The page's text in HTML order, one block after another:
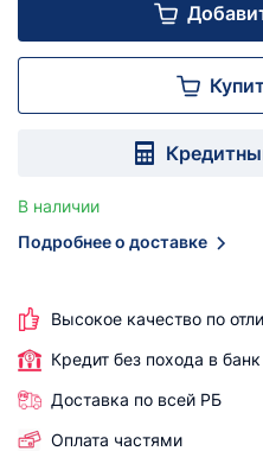
В наличии
Подробнее о доставке
Высокое качество по
Кредит без похода в банк
Доставка по всей РБ
Оплата частями